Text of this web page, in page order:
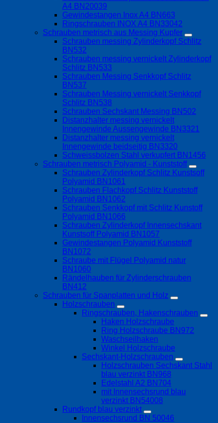
A4 BN20039
Gewindestangen Inox A4 BN663
Ringschrauben INOX A4 BN33042
Schrauben metrisch aus Messing Kupfer
Schrauben messing Zylinderkopf Schlitz
BN532
Schrauben messing vernickelt Zylinderkopf
Schlitz BN533
Schrauben Messing Senkkopf Schlitz
BN537
Schrauben Messing vernickelt Senkkopf
Schlitz BN538
Schrauben Sechskant Messing BN502
Distanzhalter messing vernickelt
Innengewinde Aussengewinde BN3321
Distanzhalter messing vernickelt
Innengewinde beidseitig BN3320
Schweissbolzen Stahl verkupfert BN1456
Schrauben metrisch Polyamid - Kunststoff
Schrauben Zylinderkopf Schlitz Kunstsoff
Polyamid BN1061
Schrauben Flachkopf Schlitz Kunststoff
Polyamid BN1062
Schrauben Senkkopf mit Schlitz Kunstoff
Polyamid BN1066
Schrauben Zylinderkopf Innensechskant
Kunstsoff Polyamid BN1057
Gewindestangen Polyamid Kunststoff
BN1072
Schraube mit Flügel Polyamid natur
BN1060
Rändelhauben für Zylinderschrauben
BN412
Schrauben für Spanplatten und Holz
Holzschrauben
Ringschrauben, Hakenschrauben
Haken Holzschraube
Ring Holzschraube BN972
Waschseilhaken
Winkel Holzschraube
Sechskant-Holzschrauben
Holzschrauben Sechskant Stahl
blau verzinkt BN968
Edelstahl A2 BN704
mit Innensechsrund blau
verzinkt BN54008
Rundkopf blau verzinkt
Innensechsrund BN 50046